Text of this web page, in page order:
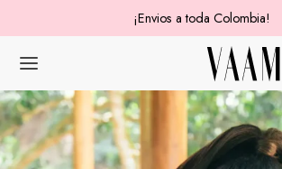
¡Envios a toda Colombia!